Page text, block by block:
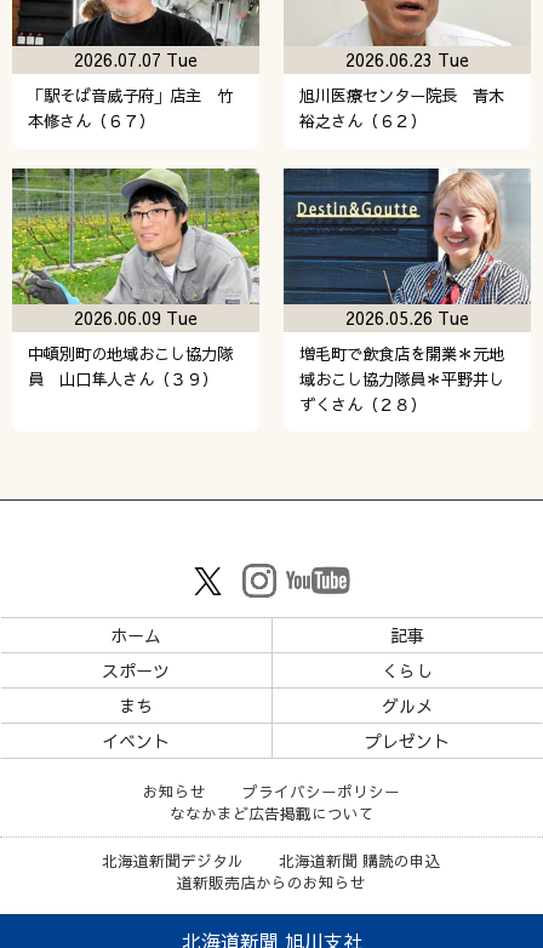
「駅そば音威子府」店主 竹
本修さん（６７）
2026.07.07 Tue
旭川医療センター院長 青木
裕之さん（６２）
2026.06.23 Tue
中頓別町の地域おこし協力隊
員 山口隼人さん（３９）
2026.06.09 Tue
増毛町で飲食店を開業＊元地
域おこし協力隊員＊平野井し
ずくさん（２８）
2026.05.26 Tue
ホーム
記事
スポーツ
くらし
まち
グルメ
イベント
プレゼント
お知らせ
プライバシーポリシー
ななかまど広告掲載について
北海道新聞デジタル
北海道新聞 購読の申込
道新販売店からのお知らせ
北海道新聞 旭川支社